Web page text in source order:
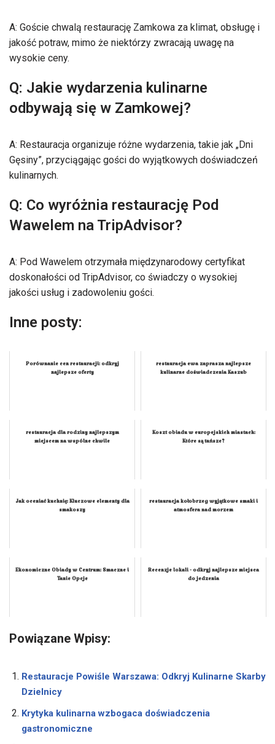
A: Goście chwalą restaurację Zamkowa za klimat, obsługę i
jakość potraw, mimo że niektórzy zwracają uwagę na
wysokie ceny.
Q: Jakie wydarzenia kulinarne
odbywają się w Zamkowej?
A: Restauracja organizuje różne wydarzenia, takie jak „Dni
Gęsiny”, przyciągając gości do wyjątkowych doświadczeń
kulinarnych.
Q: Co wyróżnia restaurację Pod
Wawelem na TripAdvisor?
A: Pod Wawelem otrzymała międzynarodowy certyfikat
doskonałości od TripAdvisor, co świadczy o wysokiej
jakości usług i zadowoleniu gości.
Inne posty:
Porównanie cen restauracji: odkryj
najlepsze oferty
restauracja ewa zaprasza najlepsze
kulinarne doświadczenia Kaszub
restauracja dla rodziny najlepszym
miejscem na wspólne chwile
Koszt obiadu w europejskich miastach:
Które są tańsze?
Jak oceniać kuchnię: Kluczowe elementy dla
smakoszy
restauracja kołobrzeg wyjątkowe smaki i
atmosfera nad morzem
Ekonomiczne Obiady w Centrum: Smaczne i
Tanie Opcje
Recenzje lokali - odkryj najlepsze miejsca
do jedzenia
Powiązane Wpisy:
Restauracje Powiśle Warszawa: Odkryj Kulinarne Skarby
Dzielnicy
Krytyka kulinarna wzbogaca doświadczenia
gastronomiczne